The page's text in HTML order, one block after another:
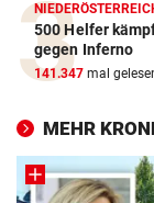
500 Helfer
gegen Inferno
141.347 mal
MEHR